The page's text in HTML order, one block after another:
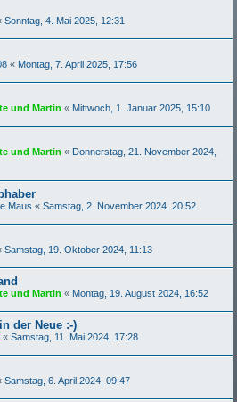
Sonntag, 4. Mai 2025, 12:31
« Montag, 7. April 2025, 17:56
und Martin « Mittwoch, 1. Januar 2025, 15:10
und Martin « Donnerstag, 21. November 2024,
Maus « Samstag, 2. November 2024, 20:52
Samstag, 19. Oktober 2024, 11:13
und Martin « Montag, 19. August 2024, 16:52
der Neue :-)
« Samstag, 11. Mai 2024, 17:28
Samstag, 6. April 2024, 09:47